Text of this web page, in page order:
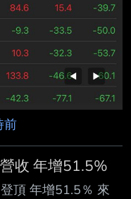
前
收 年增51.5%
頂 年增51.5％ 來